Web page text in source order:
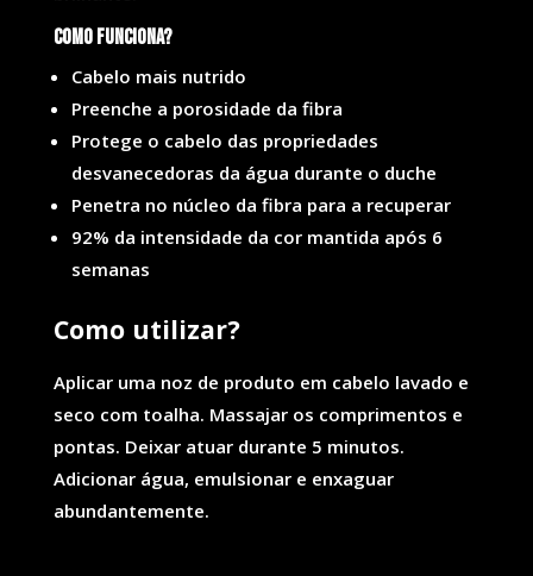
Como funciona?
Cabelo mais nutrido
Preenche a porosidade da fibra
Protege o cabelo das propriedades
desvanecedoras da água durante o duche
Penetra no núcleo da fibra para a recuperar
92% da intensidade da cor mantida após 6
semanas
Como utilizar?
Aplicar uma noz de produto em cabelo lavado e
seco com toalha. Massajar os comprimentos e
pontas. Deixar atuar durante 5 minutos.
Adicionar água, emulsionar e enxaguar
abundantemente.